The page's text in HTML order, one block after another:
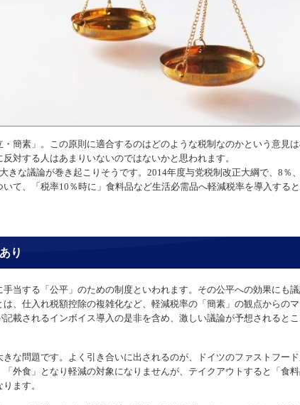
簡素」。この原則に適合するのはどのような税制なのかという意見は
対する人はあまりいないのではないかと思われます。
きな議論が巻き起こりそうです。2014年度与党税制改正大綱で、8％
て、「税率10％時に」食料品など生活必需品へ軽減税率を導入する
り
当する「公平」のための制度といわれます。その公平への効果にも
、仕入れ税額控除の複雑化など、軽減税率の「簡素」の観点からの
載されるインボイス導入の是非を含め、激しい議論が予想されると
な問題です。よく引き合いに出されるのが、ドイツのファストフー
外食」となり軽減の対象になりませんが、テイクアウトすると「食料
ます。